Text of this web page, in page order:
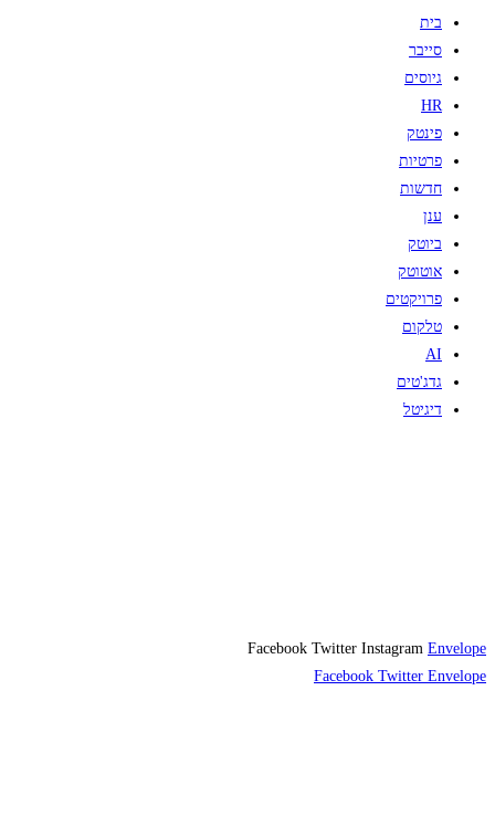
בית
סייבר
גיוסים
HR
פינטק
פרטיות
חדשות
ענן
ביוטק
אוטוטק
פרויקטים
טלקום
AI
גדג'טים
דיגיטל
Facebook Twitter Instagram Envelope
Facebook Twitter Envelope